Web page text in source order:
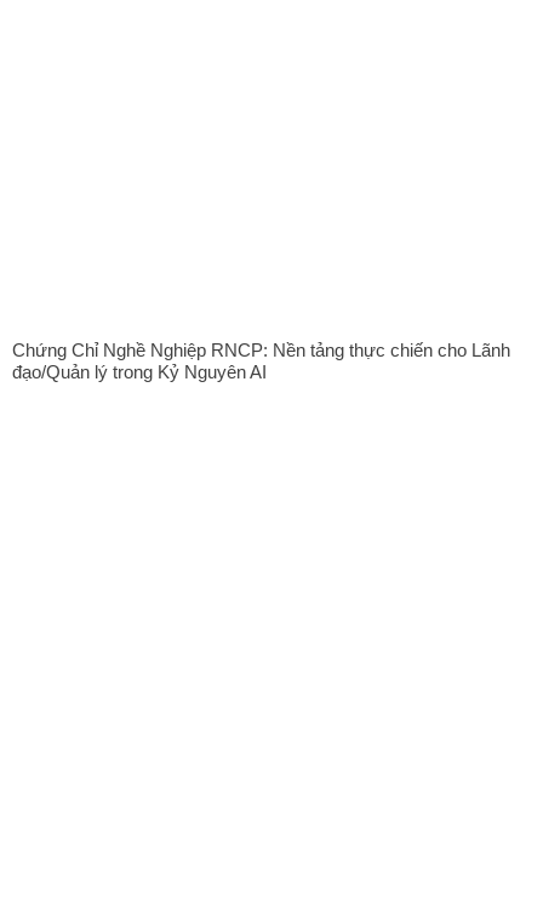
Chứng Chỉ Nghề Nghiệp RNCP: Nền tảng thực chiến cho Lãnh
đạo/Quản lý trong Kỷ Nguyên AI